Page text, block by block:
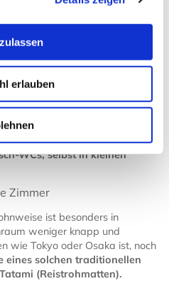
erlauben
Einrichtungen im
heute allgemein weniger
unterscheiden, gibt es noch
typisch japanische Ästhetik
liegt.Ein auffälliges Beispiel
sind neben dem
Badekultur und die
WCs, selbst in kleinen
Zimmer
ist besonders in
weniger knapp und
wie Tokyo oder Osaka ist, noch
eines solchen traditionellen
(Reistrohmatten).